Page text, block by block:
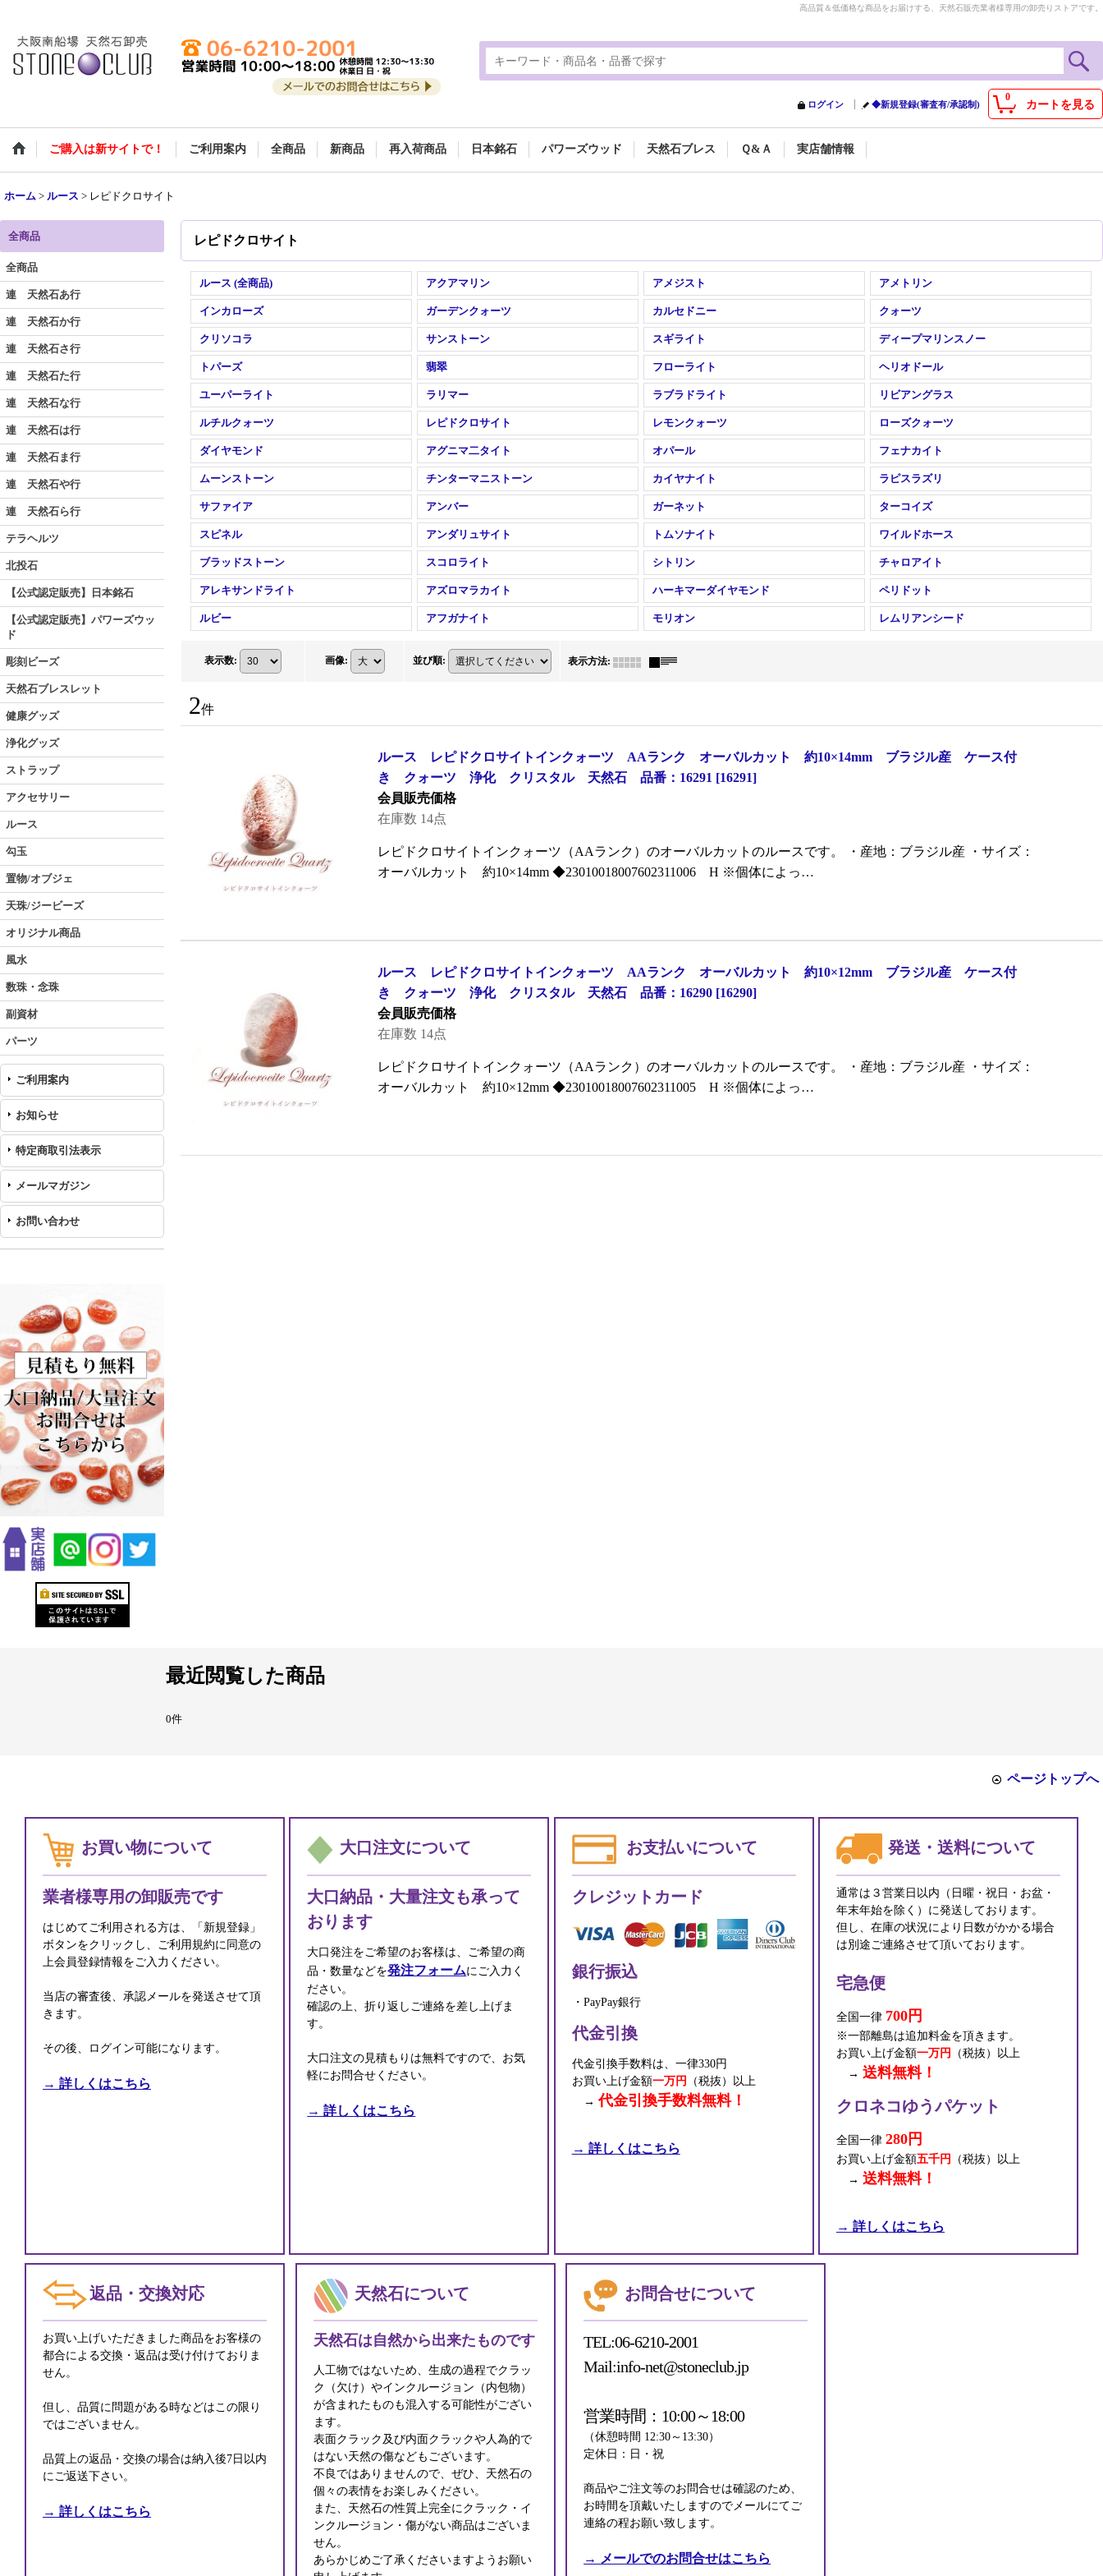
高品質＆低価格な商品をお届けする、天然石販売業者様専用の卸売りストアです。
0
カートを見る
ログイン ◆新規登録(審査有/承認制)
ご購入は新サイトで！ ご利用案内 全商品 新商品 再入荷商品 日本銘石 パワーズウッド 天然石ブレス Ｑ&Ａ 実店舗情報
ホーム > ルース > レピドクロサイト
全商品
全商品
連 天然石あ行
連 天然石か行
連 天然石さ行
連 天然石た行
連 天然石な行
連 天然石は行
連 天然石ま行
連 天然石や行
連 天然石ら行
テラヘルツ
北投石
【公式認定販売】日本銘石
【公式認定販売】パワーズウッ
ド
彫刻ビーズ
天然石ブレスレット
健康グッズ
浄化グッズ
ストラップ
アクセサリー
ルース
勾玉
置物/オブジェ
天珠/ジービーズ
オリジナル商品
風水
数珠・念珠
副資材
パーツ
ご利用案内
お知らせ
特定商取引法表示
メールマガジン
お問い合わせ
レピドクロサイト
ルース (全商品) アクアマリン アメジスト アメトリン
インカローズ ガーデンクォーツ カルセドニー クォーツ
クリソコラ サンストーン スギライト ディープマリンスノー
トパーズ 翡翠 フローライト ヘリオドール
ユーパーライト ラリマー ラブラドライト リビアングラス
ルチルクォーツ レピドクロサイト レモンクォーツ ローズクォーツ
ダイヤモンド アグニマ二タイト オパール フェナカイト
ムーンストーン チンターマニストーン カイヤナイト ラピスラズリ
サファイア アンバー ガーネット ターコイズ
スピネル アンダリュサイト トムソナイト ワイルドホース
ブラッドストーン スコロライト シトリン チャロアイト
アレキサンドライト アズロマラカイト ハーキマーダイヤモンド ペリドット
ルビー アフガナイト モリオン レムリアンシード
表示数: 画像: 並び順: 表示方法:
2件
ルース レピドクロサイトインクォーツ AAランク オーバルカット 約10×14mm ブラジル産 ケース付
き クォーツ 浄化 クリスタル 天然石 品番：16291 [16291]
会員販売価格
在庫数 14点
レピドクロサイトインクォーツ（AAランク）のオーバルカットのルースです。 ・産地：ブラジル産 ・サイズ：
オーバルカット 約10×14mm ◆23010018007602311006 H ※個体によっ…
ルース レピドクロサイトインクォーツ AAランク オーバルカット 約10×12mm ブラジル産 ケース付
き クォーツ 浄化 クリスタル 天然石 品番：16290 [16290]
会員販売価格
在庫数 14点
レピドクロサイトインクォーツ（AAランク）のオーバルカットのルースです。 ・産地：ブラジル産 ・サイズ：
オーバルカット 約10×12mm ◆23010018007602311005 H ※個体によっ…
最近閲覧した商品
0件
ページトップへ
お買い物について
業者様専用の卸販売です
はじめてご利用される方は、「新規登録」
ボタンをクリックし、ご利用規約に同意の
上会員登録情報をご入力ください。
当店の審査後、承認メールを発送させて頂
きます。
その後、ログイン可能になります。
→ 詳しくはこちら
大口注文について
大口納品・大量注文も承って
おります
大口発注をご希望のお客様は、ご希望の商
品・数量などを発注フォームにご入力く
ださい。
確認の上、折り返しご連絡を差し上げま
す。
大口注文の見積もりは無料ですので、お気
軽にお問合せください。
→ 詳しくはこちら
お支払いについて
クレジットカード
銀行振込
・PayPay銀行
代金引換
代金引換手数料は、一律330円
お買い上げ金額一万円
（税抜）以上
→代金引換手数料無料！
→ 詳しくはこちら
発送・送料について
通常は３営業日以内（日曜・祝日・お盆・
年末年始を除く）に発送しております。
但し、在庫の状況により日数がかかる場合
は別途ご連絡させて頂いております。
宅急便
全国一律 700円
※一部離島は追加料金を頂きます。
お買い上げ金額一万円
（税抜）以上
→ 送料無料！
クロネコゆうパケット
全国一律 280円
お買い上げ金額五千円
（税抜）以上
→ 送料無料！
→ 詳しくはこちら
返品・交換対応
お買い上げいただきました商品をお客様の
都合による交換・返品は受け付けておりま
せん。
但し、品質に問題がある時などはこの限り
ではございません。
品質上の返品・交換の場合は納入後7日以内
にご返送下さい。
→ 詳しくはこちら
天然石について
天然石は自然から出来たものです
人工物ではないため、生成の過程でクラッ
ク（欠け）やインクルージョン（内包物）
が含まれたものも混入する可能性がござい
ます。
表面クラック及び内面クラックや人為的で
はない天然の傷などもございます。
不良ではありませんので、ぜひ、天然石の
個々の表情をお楽しみください。
また、天然石の性質上完全にクラック・イ
ンクルージョン・傷がない商品はございま
せん。
あらかじめご了承くださいますようお願い
お問合せについて
TEL:06-6210-2001
Mail:info-net@stoneclub.jp
営業時間：10:00～18:00
（休憩時間 12:30～13:30）
定休日：日・祝
商品やご注文等のお問合せは確認のため、
お時間を頂戴いたしますのでメールにてご
連絡の程お願い致します。
→ メールでのお問合せはこちら